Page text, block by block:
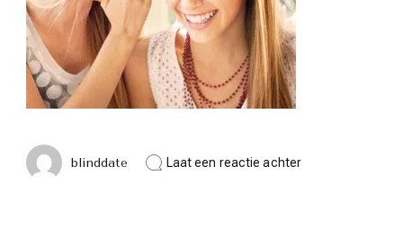
blinddate Laat een reactie achterop